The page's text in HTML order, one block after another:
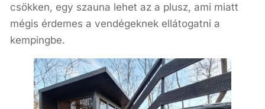
csökken, egy szauna lehet az a plusz, ami miatt
mégis érdemes a vendégeknek ellátogatni a
kempingbe.